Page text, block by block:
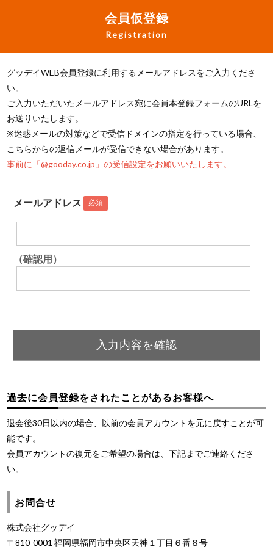
会員仮登録
Registration
グッデイWEB会員登録に利用するメールアドレスをご入力くださ
い。
ご入力いただいたメールアドレス宛に会員本登録フォームのURLを
お送りいたします。
※迷惑メールの対策などで受信ドメインの指定を行っている場合、
こちらからの返信メールが受信できない場合があります。
事前に「@gooday.co.jp」の受信設定をお願いいたします。
メールアドレス 必須
（確認用）
過去に会員登録をされたことがあるお客様へ
退会後30日以内の場合、以前の会員アカウントを元に戻すことが可
能です。
会員アカウントの復元をご希望の場合は、下記までご連絡くださ
い。
お問合せ
株式会社グッデイ
〒810-0001 福岡県福岡市中央区天神１丁目６番８号